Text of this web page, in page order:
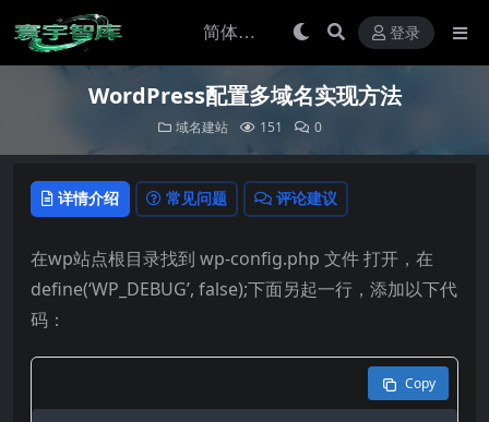
登录
WordPress配置多域名实现方法
域名建站 151 0
详情介绍 常见问题 评论建议
在wp站点根目录找到 wp-config.php 文件 打开，在
define(‘WP_DEBUG’, false);下面另起一行，添加以下代
码：
Copy